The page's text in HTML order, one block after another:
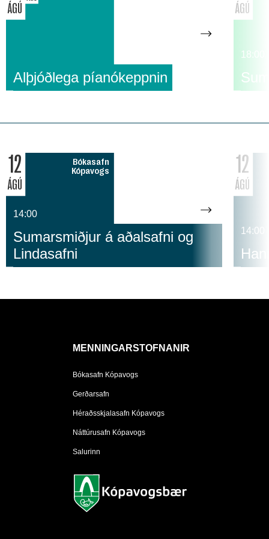
ÁGÚ
Alþjóðlega píanókeppnin
ÁGÚ
18:00
12
ÁGÚ
Bókasafn
Kópavogs
14:00
Sumarsmiðjur á aðalsafni og
Lindasafni
12
ÁGÚ
14:00
MENNINGARSTOFNANIR
Bókasafn Kópavogs
Gerðarsafn
Héraðsskjalasafn Kópavogs
Náttúrusafn Kópavogs
Salurinn